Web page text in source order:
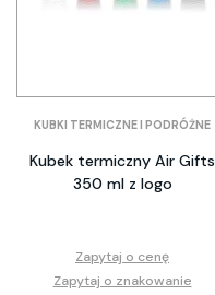
KUBKI TERMICZNE I PODRÓŻNE
Kubek termiczny Air Gifts
350 ml z logo
Zapytaj o cenę
Zapytaj o znakowanie